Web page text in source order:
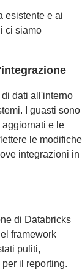
esistente e ai
ci siamo
dati all'interno
I guasti sono
e le
le modifiche
integrazioni in
di Databricks
framework
puliti,
il reporting.